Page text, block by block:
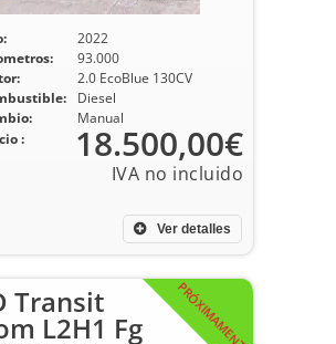
2022
93.000
2.0 EcoBlue 130CV
Diesel
Manual
Ver detalles
: 18.500,00€
PRÓXIMAMENTE
Transit
L2H1 Fg